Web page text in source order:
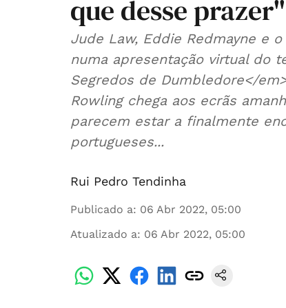
que desse prazer"
Jude Law, Eddie Redmayne e
numa apresentação virtual do
Segredos de Dumbledore</
Rowling chega aos ecrãs
parecem estar a finalmente
portugueses...
Rui Pedro Tendinha
Publicado a: 06 Abr 2022, 05:00
Atualizado a: 06 Abr 2022, 05:00